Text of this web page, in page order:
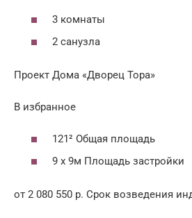
3 комнаты
2 санузла
Проект Дома «Дворец Тора»
В избранное
121² Общая площадь
9 x 9м Площадь застройки
от 2 080 550 р. Срок возведения